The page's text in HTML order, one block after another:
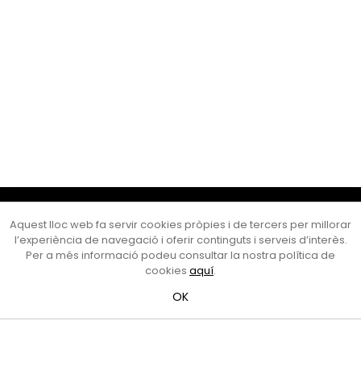
Cultura Mataró
Ajuntament de Mataró
C. de Sant Josep, 9 (Mataró, 08302)
Horari d'obertura: dilluns, dimecres i divendres de 10 a 13 h.
al telèfon al 93 758 23 61
Bústia ciutadana
Aquest lloc web fa servir cookies pròpies i de tercers per millorar
l’experiència de navegació i oferir continguts i serveis d’interès.
Per a més informació podeu consultar la nostra política de
cookies aquí.
OK